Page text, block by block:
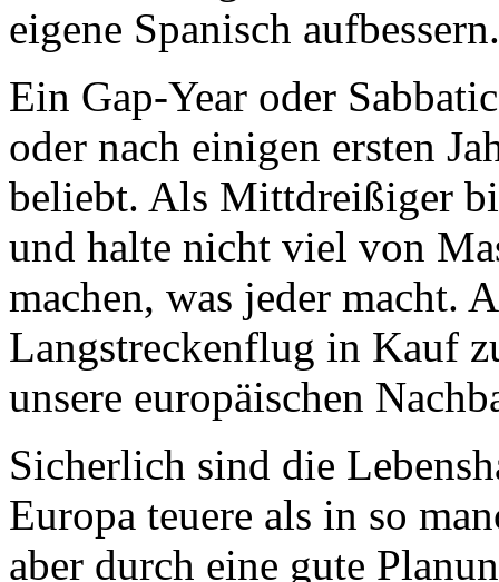
eigene Spanisch aufbessern.
Ein Gap-Year oder
oder nach einigen ersten
beliebt. Als Mittdreißiger
und halte nicht viel von
machen, was jeder macht.
Langstreckenflug in Kauf
unsere europäischen
Sicherlich sind die
Europa teuere als in so
aber durch eine gute